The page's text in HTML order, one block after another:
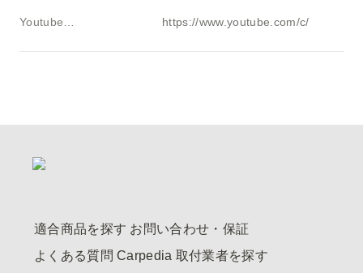
https://www.youtube.com/c/
適合商品を探す お問い合わせ・保証
よくある質問 Carpedia 取付業者を探す